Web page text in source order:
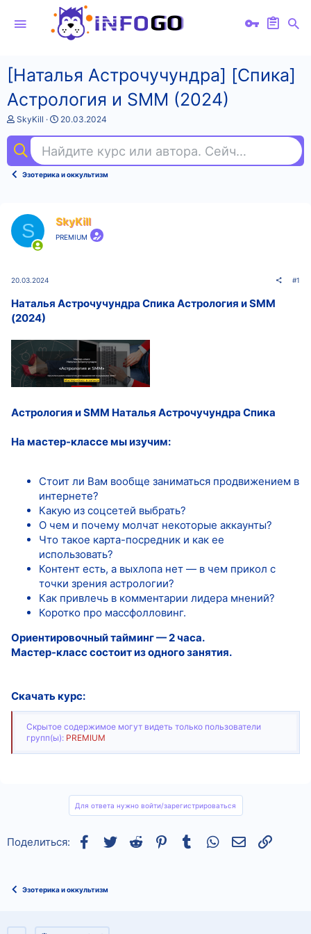
[Наталья Астрочучундра] [Спика]
Астрология и SMM (2024)
А
т
о
т
SkyKill
Д
а
н
а
а
20.03.2024
Найдите курс или автора. Сейчас ищут
Эзотерика и оккультизм
S SkyKill
PREMIUM
20.03.2024 #1
Наталья Астрочучундра Спика Астрология и SMM
(2024)
Астрология и SMM Наталья Астрочучундра Спика
На мастер-классе мы изучим:
Стоит ли Вам вообще заниматься продвижением в
интернете?
Какую из соцсетей выбрать?
О чем и почему молчат некоторые аккаунты?
Что такое карта-посредник и как ее
использовать?
Контент есть, а выхлопа нет — в чем прикол с
точки зрения астрологии?
Как привлечь в комментарии лидера мнений?
Коротко про массфолловинг.
Ориентировочный тайминг — 2 часа.
Мастер-класс состоит из одного занятия.
Скачать курс:
Скрытое содержимое могут видеть только пользователи
групп(ы): PREMIUM
Для ответа нужно войти/зарегистрироваться
Поделиться: Facebook
TwitterReddit Pinterest
Tumblr WhatsAppСсылка
Эзотерика и оккультизм